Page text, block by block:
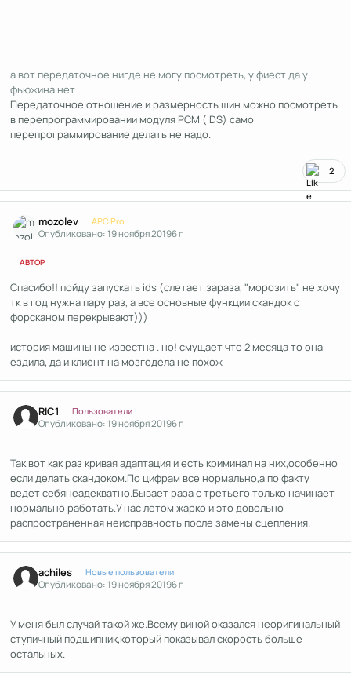
а вот передаточное нигде не могу посмотреть, у фиест да у
фьюжина нет
Передаточное отношение и размерность шин можно посмотреть
в перепрограммировании модуля РСМ (IDS) само
перепрограммирование делать не надо.
2
mozolev APC Pro
Опубликовано:19 ноября 20196 г
АВТОР
Спасибо!! пойду запускать ids (слетает зараза, "морозить" не хочу
тк в год нужна пару раз, а все основные функции скандок с
форсканом перекрывают)))
история машины не известна . но! смущает что 2 месяца то она
ездила, да и клиент на мозгодела не похож
RIC1 Пользователи
Опубликовано:19 ноября 20196 г
Так вот как раз кривая адаптация и есть криминал на них,особенно
если делать скандоком.По цифрам все нормально,а по факту
ведет себянеадекватно.Бывает раза с третьего только начинает
нормально работать.У нас летом жарко и это довольно
распространенная неисправность после замены сцепления.
achiles Новые пользователи
Опубликовано:19 ноября 20196 г
У меня был случай такой же.Всему виной оказался неоригинальный
ступичный подшипник,который показывал скорость больше
остальных.